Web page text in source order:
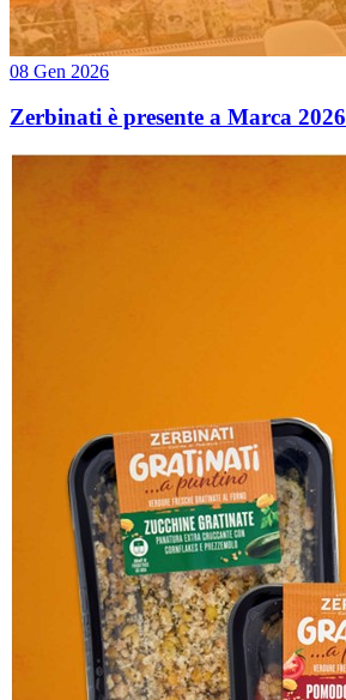
08 Gen 2026
Zerbinati è presente a Marca 2026